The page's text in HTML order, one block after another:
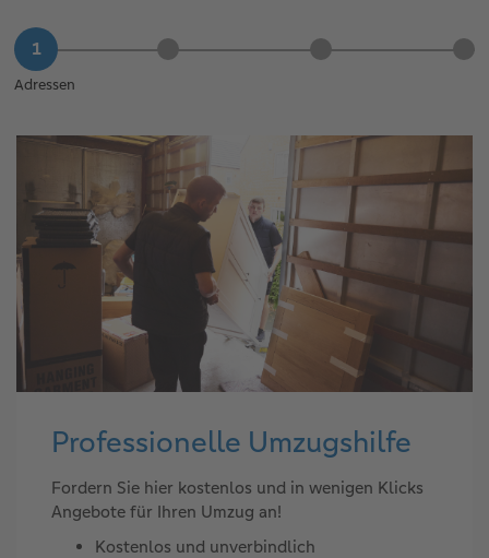
Adressen
Professionelle Umzugshilfe
Fordern Sie hier kostenlos und in wenigen Klicks
Angebote für Ihren Umzug an!
Kostenlos und unverbindlich